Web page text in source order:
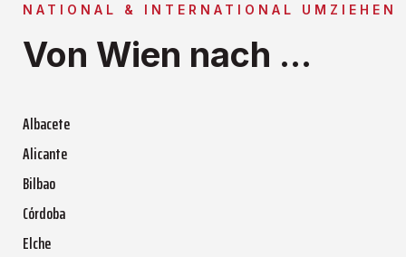
NATIONAL & INTERNATIONAL UMZIEHEN
Von Wien nach ...
Albacete
Alicante
Bilbao
Córdoba
Elche